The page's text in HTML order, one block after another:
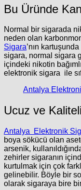
Bu Üründe
Normal bir sigarada
neden olan
Sigara’nın
sigara, normal sigara
içindeki nikotin
elektronik sigara ile
Antalya
Ucuz ve
Antalya Elektronik
boya sökücü olan
arsenik,
zehirler sigaranın
kurtulmak için çok
gelinebilir. Böyle bir
olarak sigaraya bire